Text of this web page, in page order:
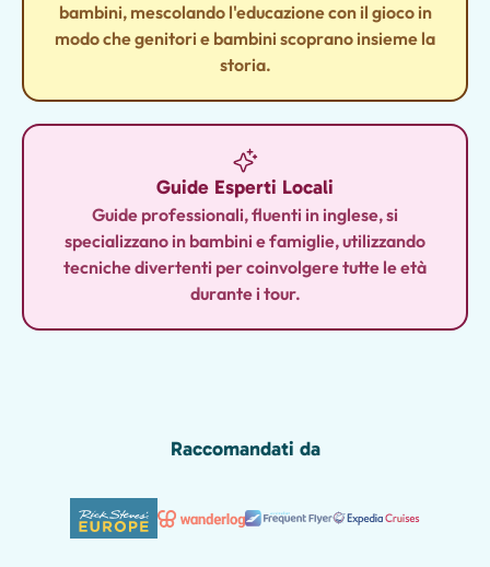
bambini, mescolando l'educazione con il gioco in
modo che genitori e bambini scoprano insieme la
storia.
Guide Esperti Locali
Guide professionali, fluenti in inglese, si
specializzano in bambini e famiglie, utilizzando
tecniche divertenti per coinvolgere tutte le età
durante i tour.
Raccomandati da